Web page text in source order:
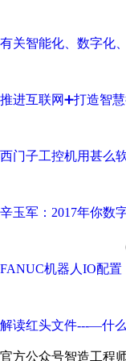
有关智能化、数字化
推进互联网➕打造智
西门子工控机用甚么
辛玉军：2017年你数
FANUC机器人IO配置
解读红头文件---—什
官方公众号智造工程